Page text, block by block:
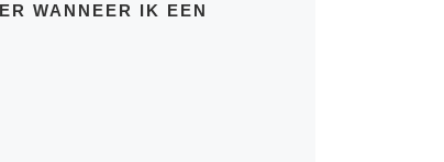
WANNEER IK EEN